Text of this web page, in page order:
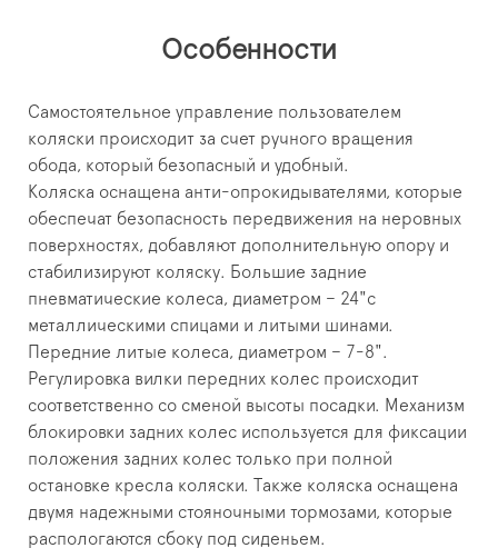
Особенности
Самостоятельное управление пользователем
коляски происходит за счет ручного вращения
обода, который безопасный и удобный.
Коляска оснащена анти-опрокидывателями, которые
обеспечат безопасность передвижения на неровных
поверхностях, добавляют дополнительную опору и
стабилизируют коляску. Большие задние
пневматические колеса, диаметром – 24"с
металлическими спицами и литыми шинами.
Передние литые колеса, диаметром – 7-8".
Регулировка вилки передних колес происходит
соответственно со сменой высоты посадки. Механизм
блокировки задних колес используется для фиксации
положения задних колес только при полной
остановке кресла коляски.
Также коляска оснащена
двумя надежными стояночными тормозами, которые
распологаются сбоку под сиденьем.